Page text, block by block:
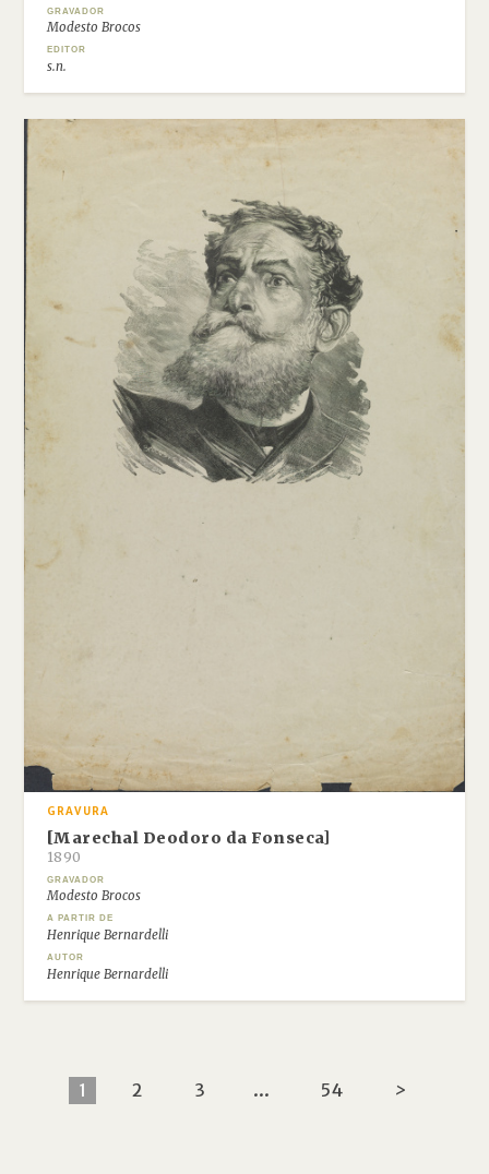
GRAVADOR
Modesto Brocos
EDITOR
s.n.
GRAVURA
[Marechal Deodoro da Fonseca]
1890
GRAVADOR
Modesto Brocos
A PARTIR DE
Henrique Bernardelli
AUTOR
Henrique Bernardelli
1 2 3 ... 54 >